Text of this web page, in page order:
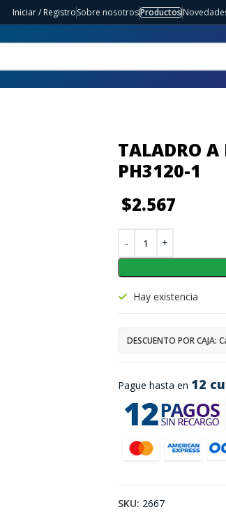
Iniciar / RegistroSobre nosotrosProductos
TALADRO
PH3120-1
$2.567
Pague hasta en 12
Hay existencia
DESCUENTO POR
SKU: 2667